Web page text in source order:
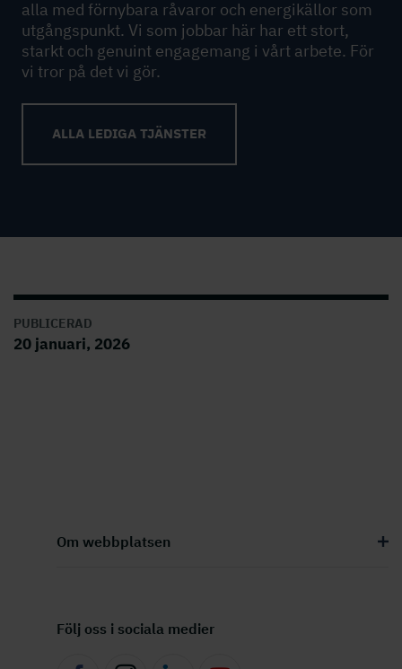
alla med förnybara råvaror och energikällor som
utgångspunkt. Vi som jobbar här har ett stort,
starkt och genuint engagemang i vårt arbete. För
vi tror på det vi gör.
ALLA LEDIGA TJÄNSTER
PUBLICERAD
20 januari, 2026
Om webbplatsen
Följ oss i sociala medier